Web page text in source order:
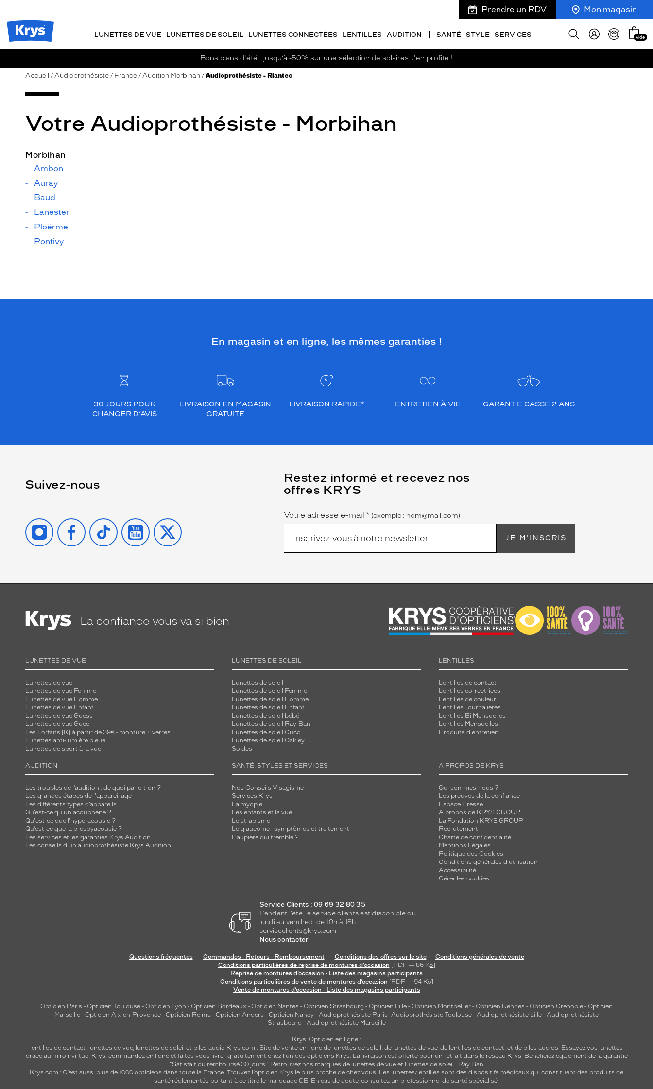
Opticien
Krys
Prendre un RDV Mon magasin
LUNETTES DE VUE LUNETTES DE SOLEIL LUNETTES CONNECTÉES LENTILLES AUDITION SANTÉ STYLE SERVICES
Afficher
Mon
panier
vide
Bons plans d'été : jusqu’à -50% sur une sélection de solaires J'en profite !
Accueil Audioprothésiste France Audition Morbihan Audioprothésiste - Riantec
Votre Audioprothésiste - Morbihan
Morbihan
Ambon
Auray
Baud
Lanester
Ploërmel
Pontivy
En magasin et en ligne, les mêmes garanties !
30 JOURS POUR
CHANGER D’AVIS
LIVRAISON EN MAGASIN
GRATUITE
LIVRAISON RAPIDE* ENTRETIEN À VIE GARANTIE CASSE 2 ANS
Suivez-nous
INSTAGRAMFACEBOOK
TIKTOK YOUTUBE
X
Restez informé et recevez nos
offres KRYS
Name
Votre adresse e-mail *
(Ce
champ
est
obligatoire)
(exemple : nom@mail.com)
JE M'INSCRIS
La confiance vous va si bien
LUNETTES DE VUE
Lunettes de vue
Lunettes de vue Femme
Lunettes de vue Homme
Lunettes de vue Enfant
Lunettes de vue Guess
Lunettes de vue Gucci
Les Forfaits [K] à partir de 39€ - monture + verres
Lunettes anti-lumière bleue
Lunettes de sport à la vue
LUNETTES DE SOLEIL
Lunettes de soleil
Lunettes de soleil Femme
Lunettes de soleil Homme
Lunettes de soleil Enfant
Lunettes de soleil bébé
Lunettes de soleil Ray-Ban
Lunettes de soleil Gucci
Lunettes de soleil Oakley
Soldes
LENTILLES
Lentilles de contact
Lentilles correctrices
Lentilles de couleur
Lentilles Journalières
Lentilles Bi Mensuelles
Lentilles Mensuelles
Produits d'entretien
AUDITION
Les troubles de l’audition : de quoi parle-t-on ?
Les grandes étapes de l'appareillage
Les différents types d’appareils
Qu’est-ce qu'un acouphène ?
Qu'est-ce que l'hyperacousie ?
Qu’est-ce que la presbyacousie ?
Les services et les garanties Krys Audition
Les conseils d'un audioprothésiste Krys Audition
SANTÉ, STYLES ET SERVICES
Nos Conseils Visagisme
Services Krys
La myopie
Les enfants et la vue
Le strabisme
Le glaucome : symptômes et traitement
Paupière qui tremble ?
A PROPOS DE KRYS
Qui sommes-nous ?
Les preuves de la confiance
Espace Presse
A propos de KRYS GROUP
La Fondation KRYS GROUP
Recrutement
Charte de confidentialité
Mentions Légales
Politique des Cookies
Conditions générales d'utilisation
Accessibilité
Gérer les cookies
Service Clients : 09 69 32 80 35
Pendant l'été, le service clients est disponible du
lundi au vendredi de 10h à 18h.
serviceclients@krys.com
Nous contacter
Questions fréquentes Commandes - Retours - Remboursement Conditions des offres sur le site
Conditions générales de vente
Conditions particulières de reprise de montures d’occasion [PDF — 86 Ko]
Reprise de montures d’occasion - Liste des magasins participants
Conditions particulières de vente de montures d’occasion [PDF — 94 Ko]
Vente de montures d’occasion - Liste des magasins participants
Opticien Paris - Opticien Toulouse - Opticien Lyon - Opticien Bordeaux - Opticien Nantes - Opticien Strasbourg - Opticien Lille - Opticien Montpellier - Opticien Rennes - Opticien Grenoble - Opticien
Marseille - Opticien Aix-en-Provence - Opticien Reims - Opticien Angers - Opticien Nancy - Audioprothésiste Paris -Audioprothésiste Toulouse - Audioprothésiste Lille - Audioprothésiste
Strasbourg - Audioprothésiste Marseille
Krys, Opticien en ligne :
lentilles de contact, lunettes de vue, lunettes de soleil et piles audio Krys.com : Site de vente en ligne de lunettes de soleil, de lunettes de vue, de lentilles de contact, et de piles audios. Essayez vos lunettes
grâce au miroir virtuel Krys, commandez en ligne et faites vous livrer gratuitement chez l'un des opticiens Krys. La livraison est offerte pour un retrait dans le réseau Krys. Bénéficiez également de la garantie
"Satisfait ou remboursé 30 jours". Retrouvez nos marques de lunettes de vue et lunettes de soleil : Ray Ban
Krys.com : C’est aussi plus de 1000 opticiens dans toute la France. Trouvez l’opticien Krys le plus proche de chez vous. Les lunettes/lentilles sont des dispositifs médicaux qui constituent des produits de
santé réglementés portant à ce titre le marquage CE. En cas de doute, consultez un professionnel de santé spécialisé.